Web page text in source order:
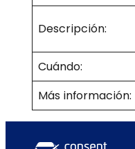
Descripción:
Cuándo:
Más información: